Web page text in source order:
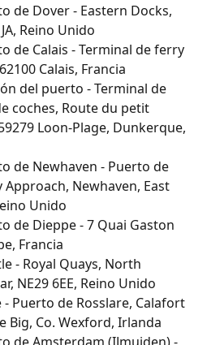
de Dover - Eastern Docks,
Reino Unido
de Calais - Terminal de ferry
Calais, Francia
del puerto - Terminal de
coches, Route du petit
Loon-Plage, Dunkerque,
de Newhaven - Puerto de
Approach, Newhaven, East
Unido
de Dieppe - 7 Quai Gaston
Francia
- Royal Quays, North
NE29 6EE, Reino Unido
Puerto de Rosslare, Calafort
Big, Co. Wexford, Irlanda